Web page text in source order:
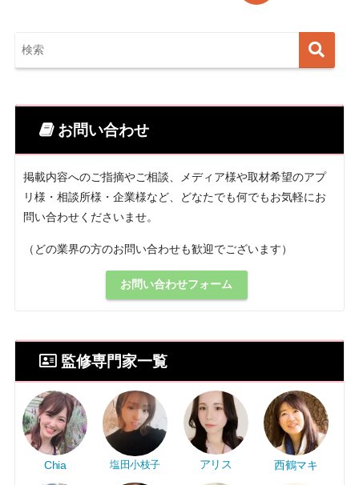
お問い合わせ
掲載内容へのご指摘やご相談、メディア様や取材希望のアプ
リ様・相談所様・企業様など、どなたでも何でもお気軽にお
問い合わせくださいませ。
（どの業界の方のお問い合わせも歓迎でございます）
お問い合わせフォーム
監修専門家一覧
Chia 塩田小枝子 アリス 西鶴マキ